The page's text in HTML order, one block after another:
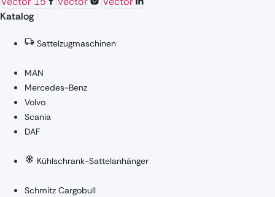
Katalog
Sattelzugmaschinen
MAN
Mercedes-Benz
Volvo
Scania
DAF
Kühlschrank-Sattelanhänger
Schmitz Cargobull